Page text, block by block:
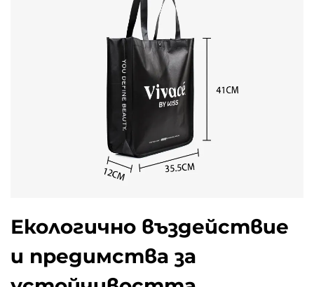
Екологично въздействие
и предимства за